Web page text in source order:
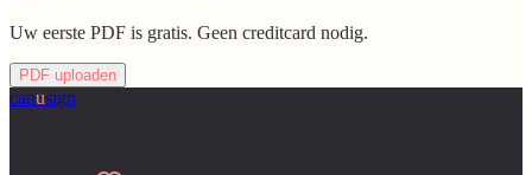
Uw eerste PDF is gratis. Geen creditcard nodig.
PDF uploaden
canusign